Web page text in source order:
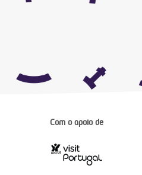
Com o apoio de